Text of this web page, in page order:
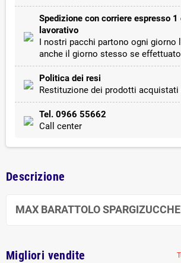
Spedizione con corriere espresso 1
lavorativo
I nostri pacchi partono ogni giorno
anche il giorno stesso se
Politica dei resi
Restituzione dei prodotti acquistati
Tel. 0966 55662
Call center
Descrizione
MAX BARATTOLO
Migliori vendite